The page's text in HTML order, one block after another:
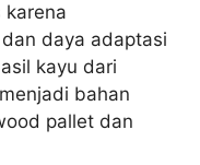
karena
daya adaptasi
kayu dari
bahan
pallet dan